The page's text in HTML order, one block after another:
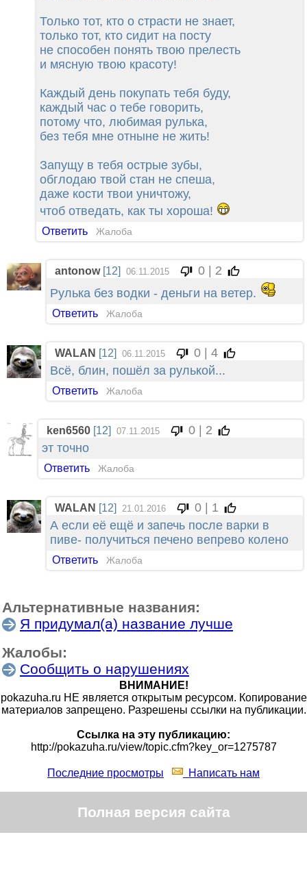
Только тот, кто о страсти не знает,
только тот, кто сидит на посту
не способен понять твою прелесть
и мясную твою красоту!
Каждый день покупать тебя буду,
каждый час о тебе говорить,
потому что, любимая рулька,
без тебя мне отныне не жить!
Запущу в тебя острые зубы,
обглодаю твой стан не спеша,
даже кости твои уничтожу,
чтоб отведать, как ты хороша!
Ответить Жалоба
antonow[12] 06.11.2015
0 | 2
Рулька без водки - деньги на ветер.
Ответить Жалоба
WALAN [12] 06.11.2015
0 | 4
Всё, блин, пошёл за рулькой...
Ответить Жалоба
ken6560 [12] 07.11.2015
0 | 2
эт точно
Ответить Жалоба
WALAN [12] 21.01.2016
0 | 1
А если её ещё и запечь после варки в
пиве- получиться печено вепрево колено
Ответить Жалоба
Альтернативные названия:
Я придумал(а) название лучше
Жалобы:
Сообщить о нарушениях
ВНИМАНИЕ!
pokazuha.ru НЕ является открытым ресурсом. Копирование
материалов запрещено. Разрешены ссылки на публикации.
Ссылка на эту публикацию:
http://pokazuha.ru/view/topic.cfm?key_or=1275787
Последние просмотры Написать нам
Полная версия сайта